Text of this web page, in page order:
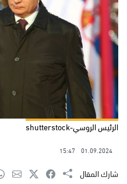
الرئيس الروسي-shutterstock
01.09.2024
15:47
شارك المقال